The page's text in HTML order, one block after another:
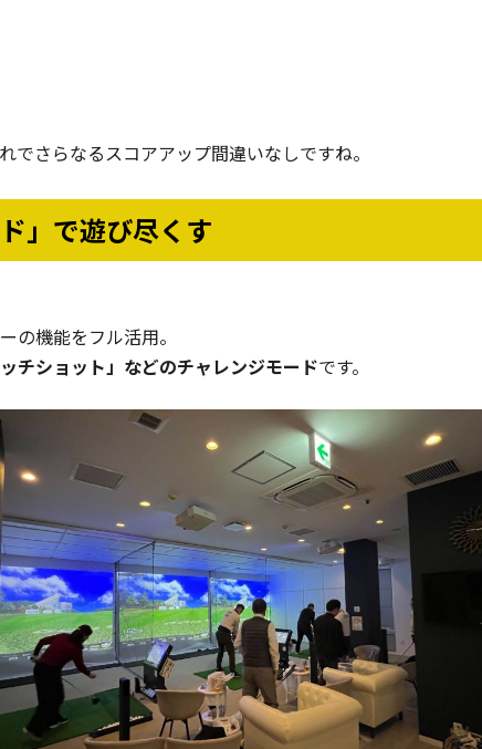
さらなるスコアアップ間違いなしですね。
」で遊び尽くす
の機能をフル活用。
ッチショット」などのチャレンジモードです。